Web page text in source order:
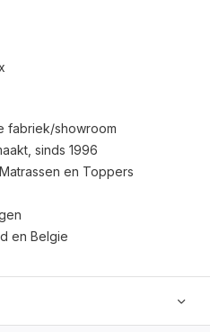
fabriek/showroom
sinds 1996
en Toppers
en Belgie